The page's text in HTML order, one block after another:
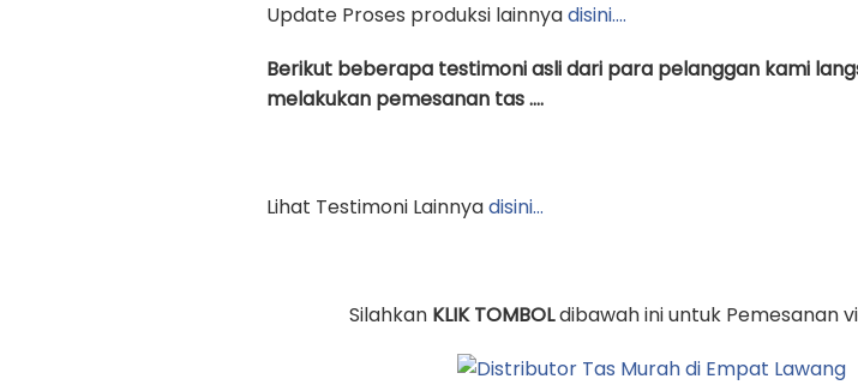
Update Proses produksi lainnyadisini….
Berikut beberapa testimoni asli dari para pelanggan kami
melakukan pemesanan tas ….
Lihat Testimoni Lainnyadisini…
Silahkan KLIK TOMBOLdibawah ini untuk Pemesanan